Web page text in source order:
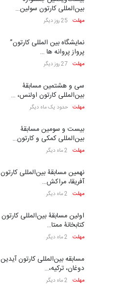
بین‌المللی کارتون سولین…
مهلت 25 روز دیگر
نمایشگاه بین المللی کارتون”
پرواز پروانه ها …
مهلت 27 روز دیگر
سی و هشتمین مسابقۀ
بین‌المللی کارتون اولنس، …
مهلت حدود یک ماه دیگر
بیست و سومین مسابقۀ
بین‌المللی کمکی و کارتون…
مهلت 2 ماه دیگر
نهمین مسابقۀ بین‌المللی کارتون
آفریقا، مراکش…
مهلت 2 ماه دیگر
اولین مسابقۀ بین‌المللی کارتون
کتابخانۀ ممتا…
مهلت 2 ماه دیگر
مسابقه بین‌المللی کارتون آیدین
دوغان، ترکیه،…
مهلت 2 ماه دیگر